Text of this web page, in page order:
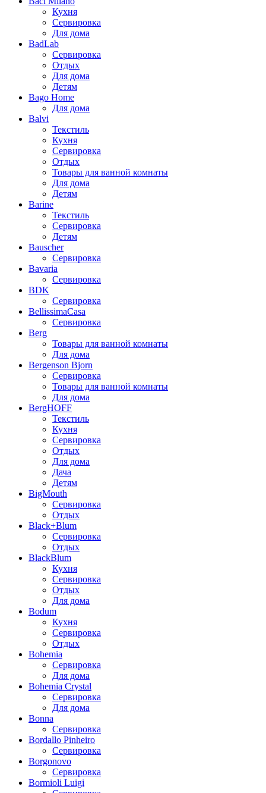
Кухня
Сервировка
Для дома
BadLab
Сервировка
Отдых
Для дома
Детям
Bago Home
Для дома
Balvi
Текстиль
Кухня
Сервировка
Отдых
Товары для ванной комнаты
Для дома
Детям
Barine
Текстиль
Сервировка
Детям
Bauscher
Сервировка
Bavaria
Сервировка
BDK
Сервировка
BellissimaCasa
Сервировка
Berg
Товары для ванной комнаты
Для дома
Bergenson Bjorn
Сервировка
Товары для ванной комнаты
Для дома
BergHOFF
Текстиль
Кухня
Сервировка
Отдых
Для дома
Дача
Детям
BigMouth
Сервировка
Отдых
Black+Blum
Сервировка
Отдых
BlackBlum
Кухня
Сервировка
Отдых
Для дома
Bodum
Кухня
Сервировка
Отдых
Bohemia
Сервировка
Для дома
Bohemia Crystal
Сервировка
Для дома
Bonna
Сервировка
Bordallo Pinheiro
Сервировка
Borgonovo
Сервировка
Bormioli Luigi